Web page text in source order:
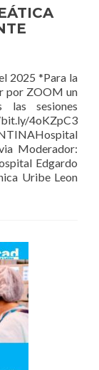
2025 *Para la
por ZOOM un
las sesiones
4oKZpC3
Moderador:
Edgardo
Uribe Leon